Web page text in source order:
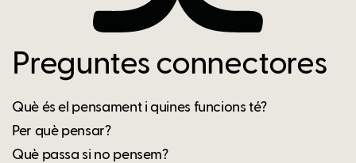
Preguntes connectores
Què és el pensament i quines funcions té?
Per què pensar?
Què passa si no pensem?